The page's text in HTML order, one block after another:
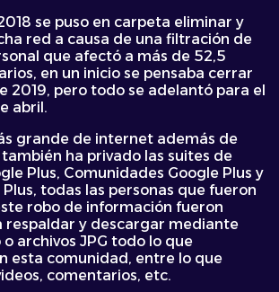
se puso en carpeta eliminar y
red a causa de una filtración de
que afectó a más de 52,5
en un inicio se pensaba cerrar
2019, pero todo se adelantó para el
abril.
grande de internet además de
ha privado las suites de
Plus, Comunidades Google Plus y
todas las personas que fueron
robo de información fueron
respaldar y descargar mediante
archivos JPG todo lo que
esta comunidad, entre lo que
comentarios, etc.